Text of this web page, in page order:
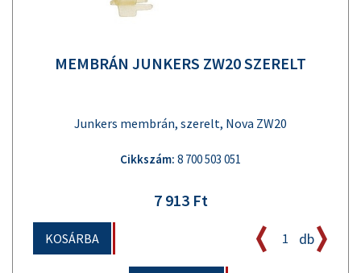
MEMBRÁN JUNKERS ZW20 SZERELT
Junkers membrán, szerelt, Nova ZW20
Cikkszám: 8 700 503 051
7 913 Ft
KOSÁRBA db